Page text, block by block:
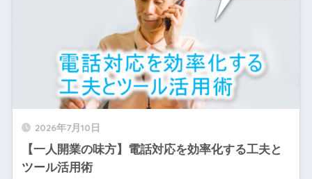
2026年7月10日
【一人開業の味方】電話対応を効率化する工夫と
ツール活用術